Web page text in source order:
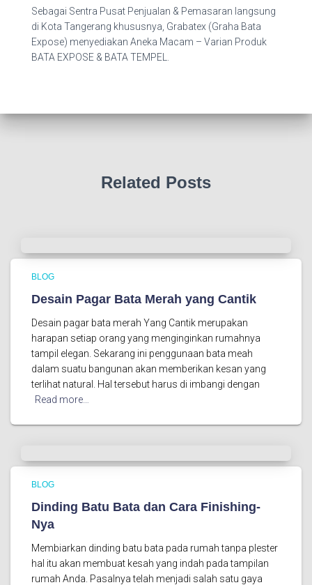
Sebagai Sentra Pusat Penjualan & Pemasaran langsung
di Kota Tangerang khususnya, Grabatex (Graha Bata
Expose) menyediakan Aneka Macam – Varian Produk
BATA EXPOSE & BATA TEMPEL.
Related Posts
BLOG
Desain Pagar Bata Merah yang Cantik
Desain pagar bata merah Yang Cantik merupakan
harapan setiap orang yang menginginkan rumahnya
tampil elegan. Sekarang ini penggunaan bata meah
dalam suatu bangunan akan memberikan kesan yang
terlihat natural. Hal tersebut harus di imbangi dengan
Read more…
BLOG
Dinding Batu Bata dan Cara Finishing-
Nya
Membiarkan dinding batu bata pada rumah tanpa plester
hal itu akan membuat kesah yang indah pada tampilan
rumah Anda. Pasalnya telah menjadi salah satu gaya